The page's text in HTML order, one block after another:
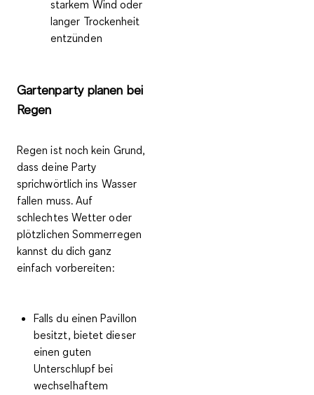
starkem Wind oder
langer Trockenheit
entzünden
Gartenparty planen bei
Regen
Regen ist noch kein Grund,
dass deine Party
sprichwörtlich ins Wasser
fallen muss. Auf
schlechtes Wetter oder
plötzlichen Sommerregen
kannst du dich ganz
einfach vorbereiten:
Falls du einenPavillon
besitzt, bietet dieser
einen guten
Unterschlupf bei
wechselhaftem